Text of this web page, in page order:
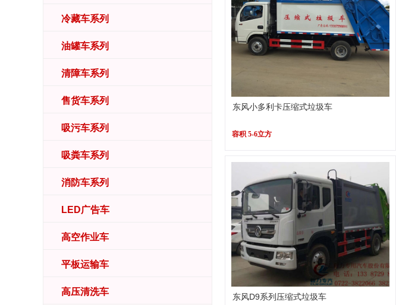
冷藏车系列
油罐车系列
清障车系列
售货车系列
吸污车系列
吸粪车系列
消防车系列
LED广告车
高空作业车
平板运输车
高压清洗车
东风小多利卡压缩式垃圾车
容积 5-6立方
东风D9系列压缩式垃圾车